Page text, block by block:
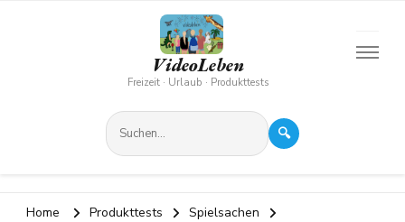
VideoLeben
Freizeit · Urlaub · Produkttests
🔍
Home Produkttests
Spielsachen